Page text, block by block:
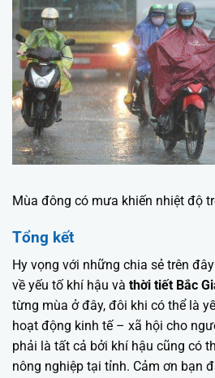
Mùa đông có mưa khiến nhiệt độ
Tổng kết
Hy vọng với những chia sẻ trên
về yếu tố khí hậu và thời tiết Bắc
từng mùa ở đây, đôi khi có thể là
hoạt động kinh tế – xã hội cho
phải là tất cả bởi khí hậu cũng có
nông nghiệp tại tỉnh. Cảm ơn bạn